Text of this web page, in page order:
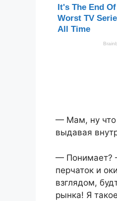
— Мам, ну что
выдавая
— Понимает?
перчаток и
взглядом,
рынка! Я